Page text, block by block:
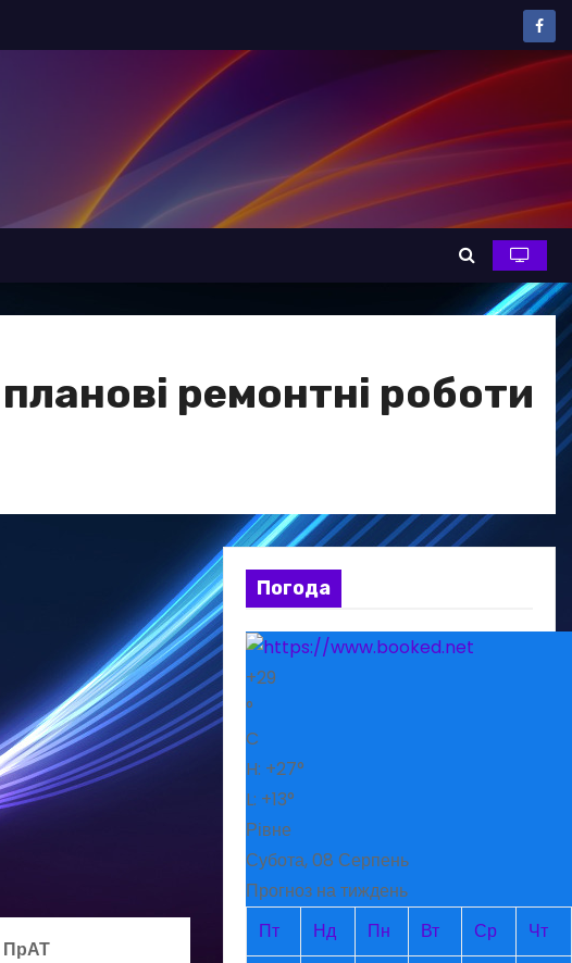
ремонтні роботи
ПрАТ
Погода
+29
°
C
H: +27°
L: +13°
Рівне
Субота, 08 Серпень
Прогноз на тиждень
Пт
Нд Пн Вт Ср Чт